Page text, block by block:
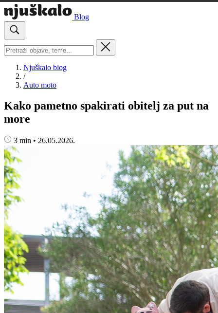
Blog
Njuškalo blog
/
Auto moto
Kako pametno spakirati obitelj za put na
more
3 min • 26.05.2026.